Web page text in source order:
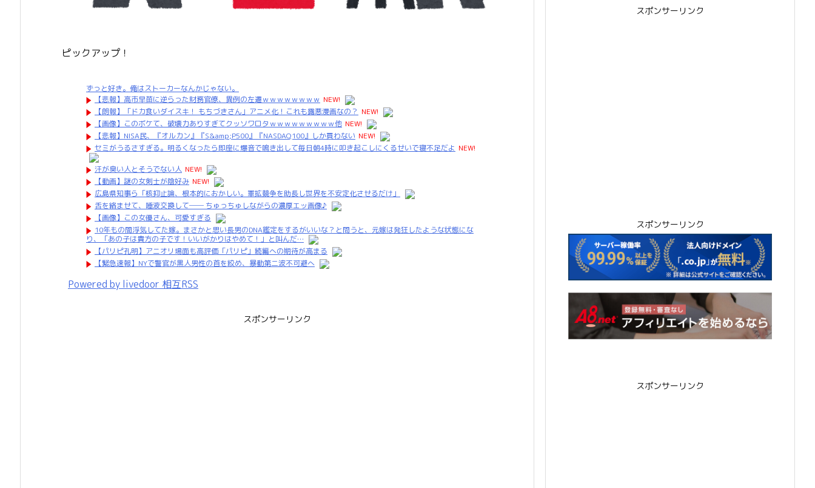
ピックアップ！
ずっと好き。俺はストーカーなんかじゃない。
【悲報】高市早苗に逆らった財務官僚、異例の左遷ｗｗｗｗｗｗｗｗ NEW!
【朗報】「ドカ食いダイスキ！ もちづきさん」アニメ化！これも露悪漫画なの？ NEW!
【画像】このボケて、破壊力ありすぎてクッソワロタｗｗｗｗｗｗｗｗｗ他 NEW!
【悲報】NISA民、『オルカン』『S&amp;P500』『NASDAQ100』しか買わない NEW!
セミがうるさすぎる。明るくなったら即座に爆音で鳴き出して毎日朝4時に叩き起こしにくるせいで寝不足だよ NEW!
汗が臭い人とそうでない人 NEW!
【動画】謎の女剣士が陰好み NEW!
広島県知事ら「核抑止論、根本的におかしい。軍拡競争を助長し世界を不安定化させるだけ」
舌を絡ませて、唾液交換して── ちゅっちゅしながらの濃厚エッ画像♪
【画像】この女優さん、可愛すぎる
10年もの間浮気してた嫁。まさかと思い長男のDNA鑑定をするがいいな？と問うと、元嫁は発狂したような状態にな
り、「あの子は貴方の子です！いいがかりはやめて！」と叫んだ…
【パリピ孔明】アニオリ場面も高評価「パリピ」続編への期待が高まる
【緊急速報】NYで警官が黒人男性の首を絞め、暴動第二波不可避へ
Powered by livedoor 相互RSS
スポンサーリンク
スポンサーリンク
スポンサーリンク
スポンサーリンク